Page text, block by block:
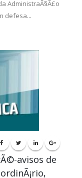
AdministraÃ§Ã£o
defesa...
avisos de